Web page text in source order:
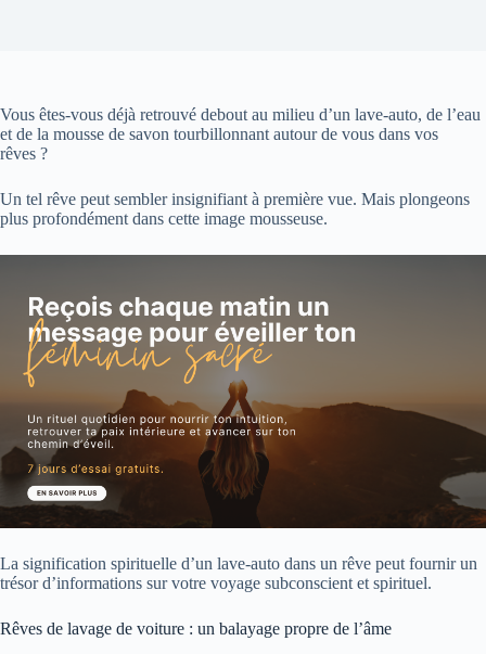
Vous êtes-vous déjà retrouvé debout au milieu d’un lave-auto, de l’eau
et de la mousse de savon tourbillonnant autour de vous dans vos
rêves ?
Un tel rêve peut sembler insignifiant à première vue. Mais plongeons
plus profondément dans cette image mousseuse.
La signification spirituelle d’un lave-auto dans un rêve peut fournir un
trésor d’informations sur votre voyage subconscient et spirituel.
Rêves de lavage de voiture : un balayage propre de l’âme